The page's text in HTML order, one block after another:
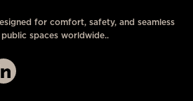
for comfort, safety, and seamless
spaces worldwide..